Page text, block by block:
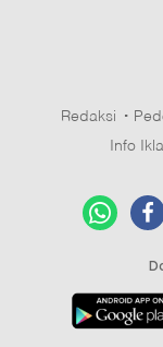
Redaksi
Info